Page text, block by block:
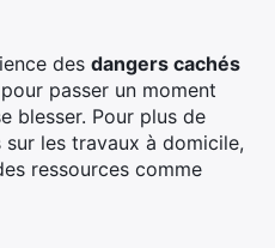
des dangers cachés
passer un moment
blesser. Pour plus de
les travaux à domicile,
ressources comme